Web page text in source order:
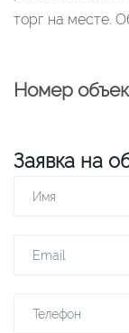
торг на месте.
Номер
Заявка на